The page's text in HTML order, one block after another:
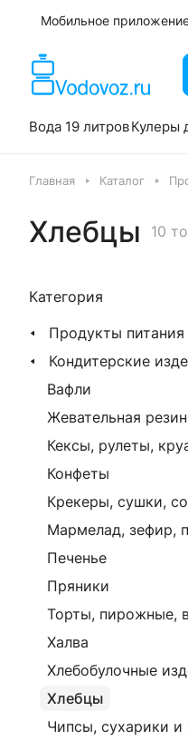
Мобильное
Вода 19 литровКулеры
Главная Каталог
Хлебцы 10
Категория
Продукты питания
Кондитерские
Вафли
Жевательная
Кексы, рулеты,
Конфеты
Крекеры, сушки,
Мармелад, зефир,
Печенье
Пряники
Торты, пирожные,
Халва
Хлебобулочные
Хлебцы
Чипсы, сухарики и